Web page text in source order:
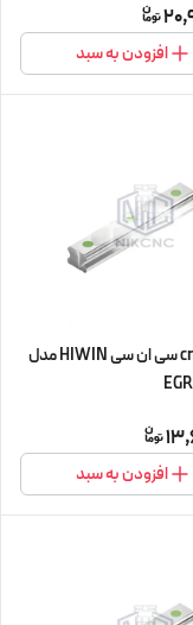
افزودن به سبد
ریل 15 cnc سی ان سی HIWIN مدل
افزودن به سبد